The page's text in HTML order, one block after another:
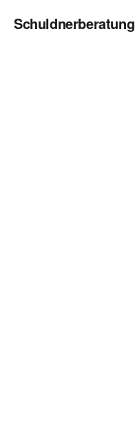
Schuldnerberatung